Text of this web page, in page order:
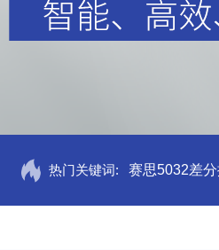
热门关键词: 赛思5032差